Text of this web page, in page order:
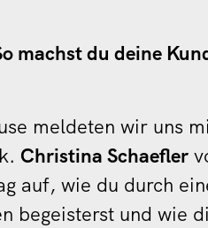
machst du deine
meldeten wir uns
Christina Schaefler
auf, wie du durch
begeisterst und wie